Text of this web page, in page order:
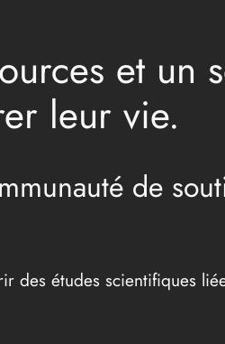
et un
leur vie.
de
des études scientifiques